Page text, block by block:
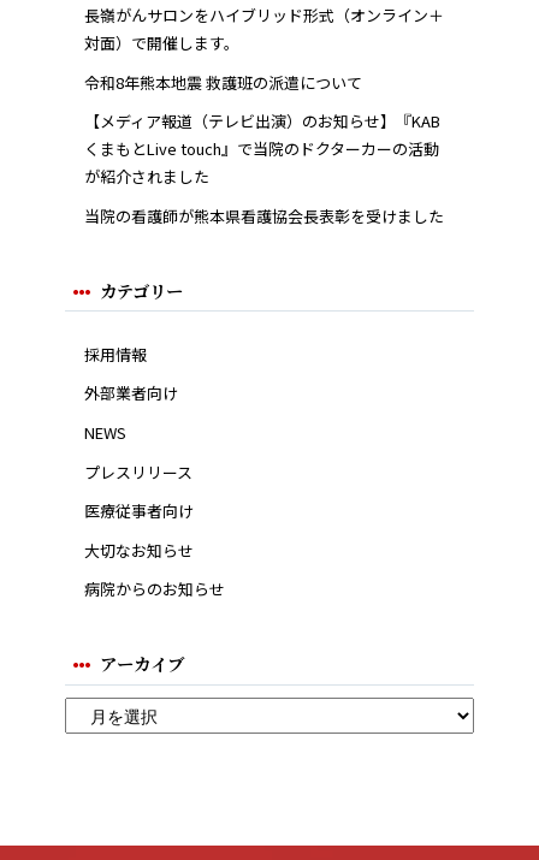
長嶺がんサロンをハイブリッド形式（オンライン＋
対面）で開催します。
令和8年熊本地震 救護班の派遣について
【メディア報道（テレビ出演）のお知らせ】『KAB
くまもとLive touch』で当院のドクターカーの活動
が紹介されました
当院の看護師が熊本県看護協会長表彰を受けました
カテゴリー
採用情報
外部業者向け
NEWS
プレスリリース
医療従事者向け
大切なお知らせ
病院からのお知らせ
アーカイブ